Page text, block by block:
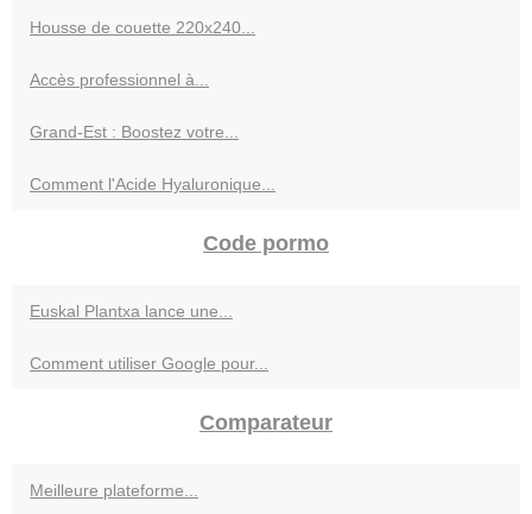
Housse de couette 220x240...
Accès professionnel à...
Grand-Est : Boostez votre...
Comment l'Acide Hyaluronique...
Code pormo
Euskal Plantxa lance une...
Comment utiliser Google pour...
Comparateur
Meilleure plateforme...